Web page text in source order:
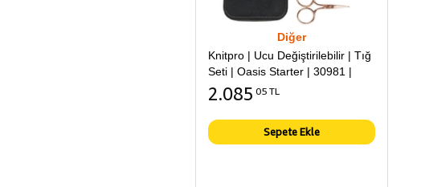
Diğer
Knitpro | Ucu Değiştirilebilir | Tığ
Seti | Oasis Starter | 30981 |
2.085 05 TL
Sepete Ekle